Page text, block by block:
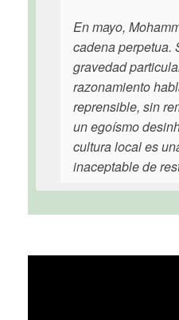
En mayo,
cadena perpetua.
gravedad
razonamiento
reprensible, sin
un egoísmo
cultura local es
inaceptable de